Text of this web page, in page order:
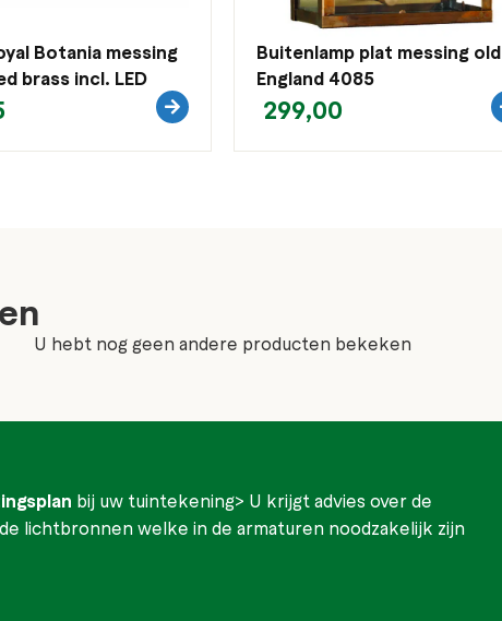
Botania messing
brass incl. LED
Buitenlamp plat messing old
England 4085
299,00
U hebt nog geen andere producten bekeken
bij uw tuintekening> U krijgt advies over de
lichtbronnen welke in de armaturen noodzakelijk zijn